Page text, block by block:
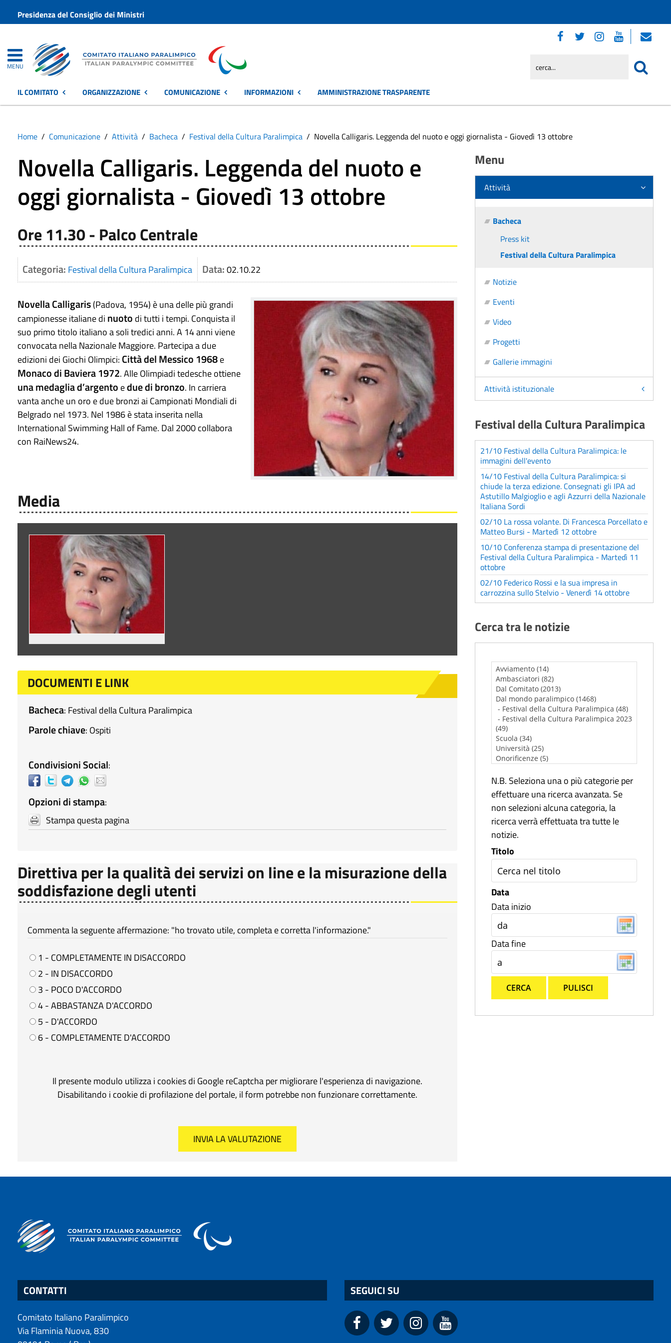
Presidenza del Consiglio dei Ministri
MENU
IL COMITATO ORGANIZZAZIONE COMUNICAZIONE INFORMAZIONI AMMINISTRAZIONE TRASPARENTE
Home Comunicazione Attività Bacheca Festival della Cultura Paralimpica Novella Calligaris. Leggenda del nuoto e oggi giornalista - Giovedì 13 ottobre
Novella Calligaris. Leggenda del nuoto e
oggi giornalista - Giovedì 13 ottobre
Ore 11.30 - Palco Centrale
Categoria: Festival della Cultura Paralimpica Data:02.10.22
Novella Calligaris(Padova, 1954) è una delle più grandi
campionesse italiane di nuoto di tutti i tempi. Conquista il
suo primo titolo italiano a soli tredici anni. A 14 anni viene
convocata nella Nazionale Maggiore. Partecipa a due
edizioni dei Giochi Olimpici: Città del Messico 1968e
Monaco di Baviera 1972. Alle Olimpiadi tedesche ottiene
una medaglia d’argento edue di bronzo. In carriera
vanta anche un oro e due bronzi ai Campionati Mondiali di
Belgrado nel 1973. Nel 1986 è stata inserita nella
International Swimming Hall of Fame. Dal 2000 collabora
con RaiNews24.
Media
DOCUMENTI E LINK
Bacheca: Festival della Cultura Paralimpica
Parole chiave: Ospiti
Condivisioni Social:
Opzioni di stampa:
Stampa questa pagina
Direttiva per la qualità dei servizi on line e la misurazione della
soddisfazione degli utenti
Commenta la seguente affermazione: "ho trovato utile, completa e corretta l'informazione."
1 - COMPLETAMENTE IN DISACCORDO
2 - IN DISACCORDO
3 - POCO D'ACCORDO
4 - ABBASTANZA D'ACCORDO
5 - D'ACCORDO
6 - COMPLETAMENTE D'ACCORDO
Il presente modulo utilizza i cookies di Google reCaptcha per migliorare l'esperienza di navigazione.
Disabilitando i cookie di profilazione del portale, il form potrebbe non funzionare correttamente.
Menu
Attività
Bacheca
Press kit
Festival della Cultura Paralimpica
Notizie
Eventi
Video
Progetti
Gallerie immagini
Attività istituzionale
Festival della Cultura Paralimpica
21/10 Festival della Cultura Paralimpica: le
immagini dell'evento
14/10 Festival della Cultura Paralimpica: si
chiude la terza edizione. Consegnati gli IPA ad
Astutillo Malgioglio e agli Azzurri della Nazionale
Italiana Sordi
02/10 La rossa volante. Di Francesca Porcellato e
Matteo Bursi - Martedì 12 ottobre
10/10 Conferenza stampa di presentazione del
Festival della Cultura Paralimpica - Martedì 11
ottobre
02/10 Federico Rossi e la sua impresa in
carrozzina sullo Stelvio - Venerdì 14 ottobre
Cerca tra le notizie
N.B. Seleziona una o più categorie per
effettuare una ricerca avanzata. Se
non selezioni alcuna categoria, la
ricerca verrà effettuata tra tutte le
notizie.
Titolo
Data
Data inizio
Data fine
CERCA PULISCI
CONTATTI
Comitato Italiano Paralimpico
Via Flaminia Nuova, 830
SEGUICI SU